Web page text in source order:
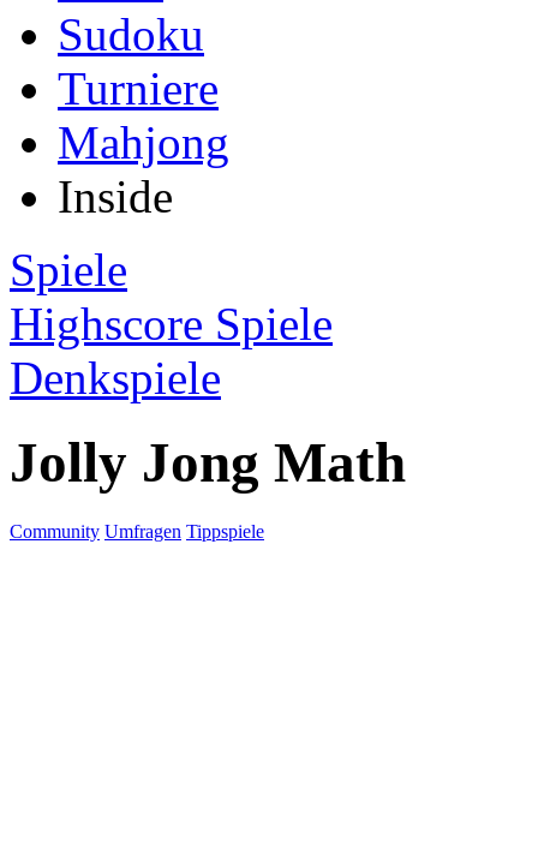
Sudoku
Turniere
Mahjong
Inside
Spiele
Highscore Spiele
Denkspiele
Jolly Jong Math
Community Umfragen Tippspiele